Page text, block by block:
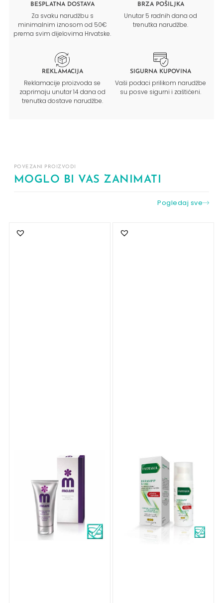
BESPLATNA DOSTAVA
Za svaku narudžbu s
minimalnim iznosom od 50€
prema svim dijelovima Hrvatske.
BRZA POŠILJKA
Unutar 5 radnih dana od
trenutka narudžbe.
REKLAMACIJA
Reklamacije proizvoda se
zaprimaju unutar 14 dana od
trenutka dostave narudžbe.
SIGURNA KUPOVINA
Vaši podaci prilikom narudžbe
su posve sigurni i zaštićeni.
POVEZANI PROIZVODI
MOGLO BI VAS ZANIMATI
Pogledaj sve